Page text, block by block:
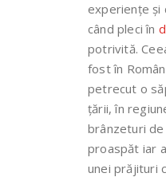
experiențe și
când pleci în
potrivită.
fost în
petrecut o
țării, în
brânzeturi de
proaspăt iar
unei prăjituri